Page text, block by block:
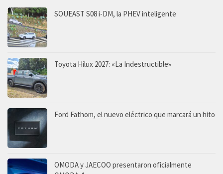
SOUEAST S08 i-DM, la PHEV inteligente
Toyota Hilux 2027: «La Indestructible»
Ford Fathom, el nuevo eléctrico que marcará un hito
OMODA y JAECOO presentaron oficialmente